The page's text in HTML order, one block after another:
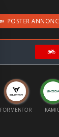
POSTER
FORMENTOR